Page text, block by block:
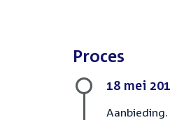
Proces
18 mei
Aanbieding.